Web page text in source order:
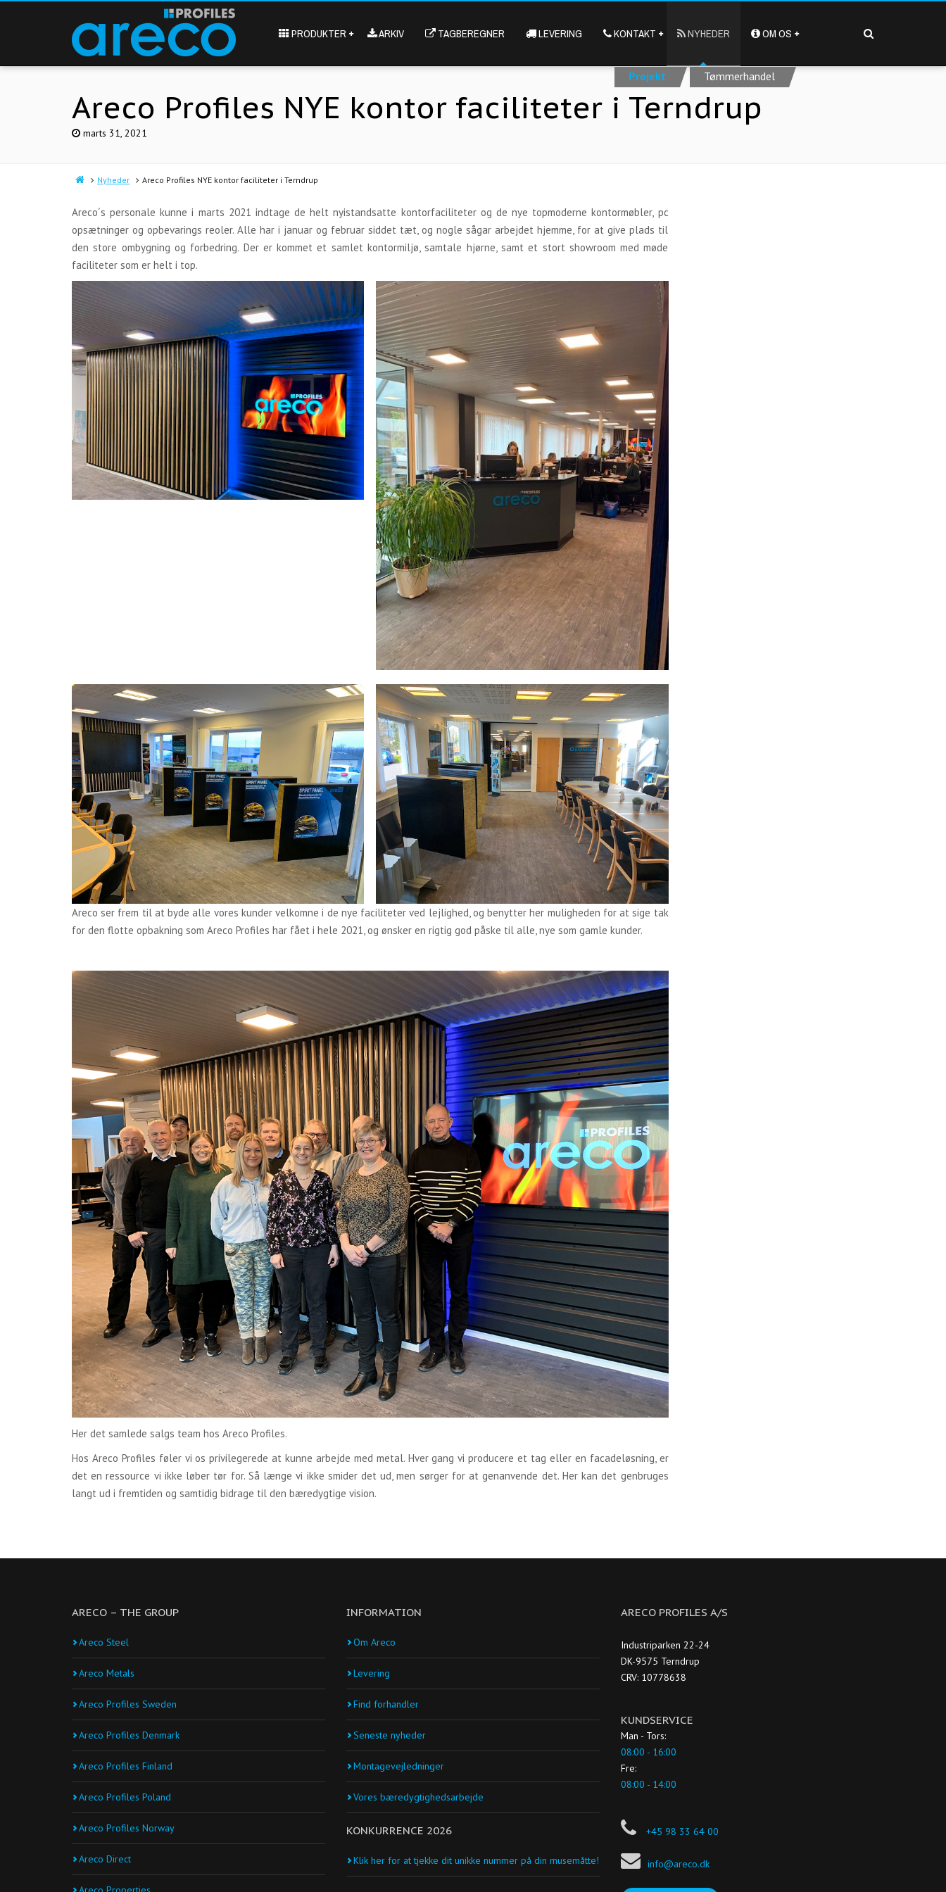
Projekt Tømmerhandel
PRODUKTER ARKIVOPENSTAGBEREGNEROPENSLEVERING KONTAKT NYHEDER OM OS
Areco Profiles NYE kontor faciliteter i Terndrup
marts 31, 2021
Nyheder Areco Profiles NYE kontor faciliteter i Terndrup
Areco´s personale kunne i marts 2021 indtage de helt nyistandsatte kontorfaciliteter og de nye topmoderne kontormøbler, pc
opsætninger og opbevarings reoler. Alle har i januar og februar siddet tæt, og nogle sågar arbejdet hjemme, for at give plads til
den store ombygning og forbedring. Der er kommet et samlet kontormiljø, samtale hjørne, samt et stort showroom med møde
faciliteter som er helt i top.
Areco ser frem til at byde alle vores kunder velkomne i de nye faciliteter ved lejlighed, og benytter her muligheden for at sige tak
for den flotte opbakning som Areco Profiles har fået i hele 2021, og ønsker en rigtig god påske til alle, nye som gamle kunder.
Her det samlede salgs team hos Areco Profiles.
Hos Areco Profiles føler vi os privilegerede at kunne arbejde med metal. Hver gang vi producere et tag eller en facadeløsning, er
det en ressource vi ikke løber tør for. Så længe vi ikke smider det ud, men sørger for at genanvende det. Her kan det genbruges
langt ud i fremtiden og samtidig bidrage til den bæredygtige vision.
ARECO – THE GROUP
Areco Steel
Areco Metals
Areco Profiles Sweden
Areco Profiles Denmark
Areco Profiles Finland
Areco Profiles Poland
Areco Profiles Norway
Areco Direct
INFORMATION
Om Areco
Levering
Find forhandler
Seneste nyheder
Montagevejledninger
Vores bæredygtighedsarbejde
KONKURRENCE 2026
Klik her for at tjekke dit unikke nummer på din musemåtte!
ARECO PROFILES A/S
Industriparken 22-24
DK-9575 Terndrup
CRV: 10778638
KUNDSERVICE
Man - Tors:
08:00 - 16:00
Fre:
08:00 - 14:00
+45 98 33 64 00
info@areco.dk